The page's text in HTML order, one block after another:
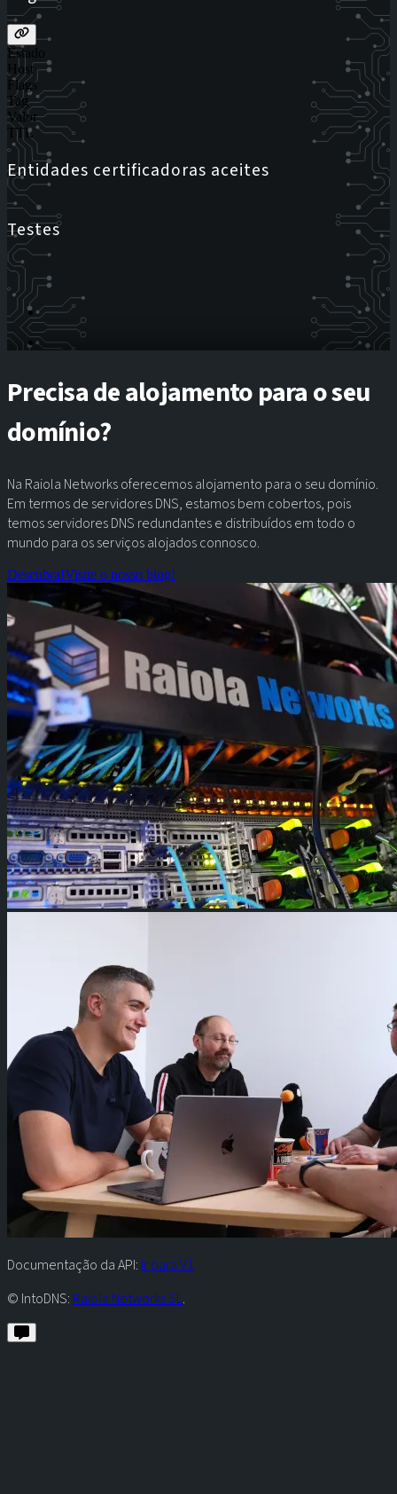
Estado
Host
Flags
Tag
Valor
TTL
Entidades certificadoras aceites
Testes
Precisa de alojamento para o seu
domínio?
Na Raiola Networks oferecemos alojamento para o seu domínio.
Em termos de servidores DNS, estamos bem cobertos, pois
temos servidores DNS redundantes e distribuídos em todo o
mundo para os serviços alojados connosco.
Descubra!Visite o nosso blog!
Documentação da API: Ir para V1
© IntoDNS: Raiola Networks SL.